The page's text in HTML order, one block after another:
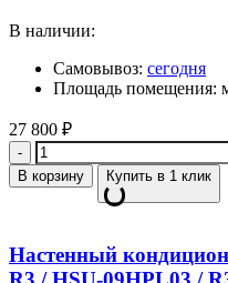
В наличии:
Самовывоз: сегодня
Площадь помещения:
27 800 ₽
Количество
В корзину Купить в 1 клик
Настенный